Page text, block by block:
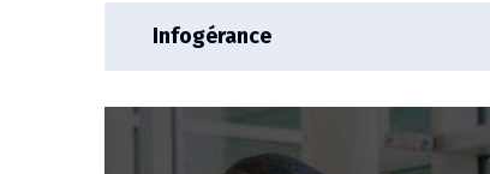
Infogérance